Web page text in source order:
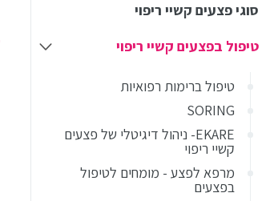
סוגי פצעים קשיי ריפוי
טיפול בפצעים קשיי ריפוי
טיפול ברימות רפואיות
SORING
EKARE- ניהול דיגיטלי של פצעים
קשיי ריפוי
מרפא לפצע - מומחים לטיפול
בפצעים